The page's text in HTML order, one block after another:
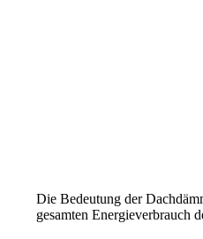
Die Bedeutung der
gesamten Energieverbrauch